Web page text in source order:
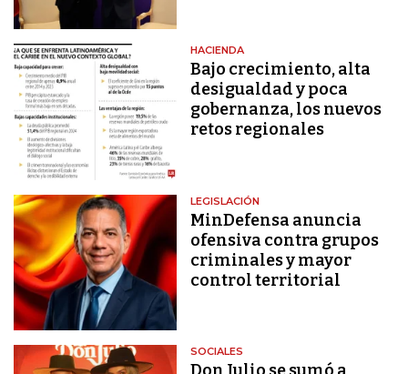
HACIENDA
Bajo crecimiento, alta
desigualdad y poca
gobernanza, los nuevos
retos regionales
LEGISLACIÓN
MinDefensa anuncia
ofensiva contra grupos
criminales y mayor
control territorial
SOCIALES